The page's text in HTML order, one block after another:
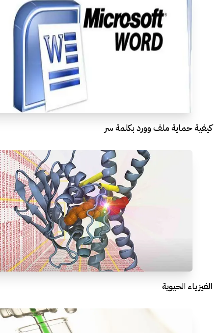
كيفية حماية ملف وورد بكلمة سر
الفيزياء الحيوية